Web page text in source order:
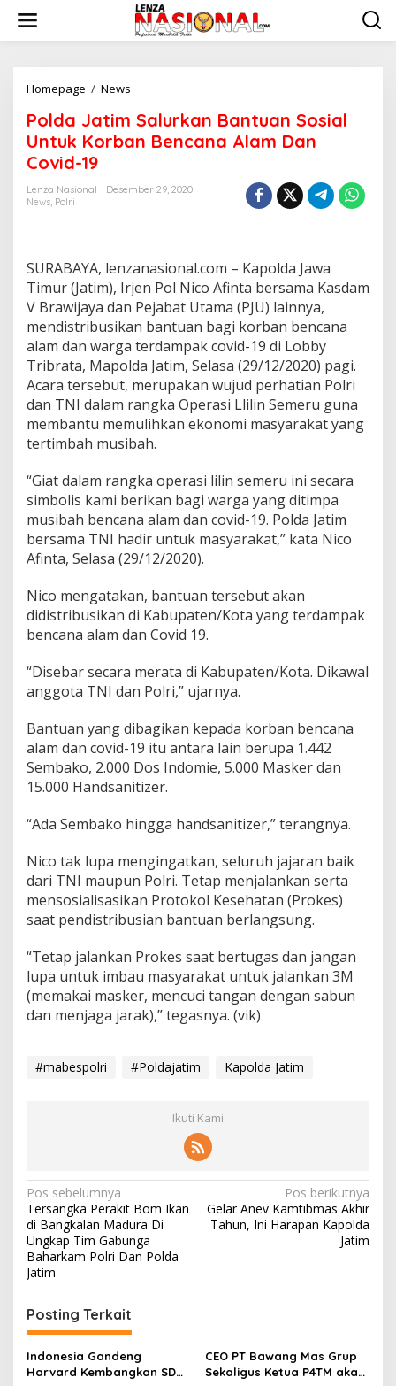
w
Homepage / News
d
a
a
a
l
u
k
a
n
B
a
n
t
u
S
o
s
i
a
l
n
t
u
o
r
a
n
B
e
n
a
A
l
a
m
a
n
C
o
v
-
1
Polda Jatim Salurkan Bantuan Sosial
Untuk Korban Bencana Alam Dan
Covid-19
Lenza Nasional
Desember 29, 2020
News, Polri
SURABAYA, lenzanasional.com – Kapolda Jawa
Timur (Jatim), Irjen Pol Nico Afinta bersama Kasdam
V Brawijaya dan Pejabat Utama (PJU) lainnya,
mendistribusikan bantuan bagi korban bencana
alam dan warga terdampak covid-19 di Lobby
Tribrata, Mapolda Jatim, Selasa (29/12/2020) pagi.
Acara tersebut, merupakan wujud perhatian Polri
dan TNI dalam rangka Operasi Llilin Semeru guna
membantu memulihkan ekonomi masyarakat yang
tertimbah musibah.
“Giat dalam rangka operasi lilin semeru ini secara
simbolis kami berikan bagi warga yang ditimpa
musibah bencana alam dan covid-19. Polda Jatim
bersama TNI hadir untuk masyarakat,” kata Nico
Afinta, Selasa (29/12/2020).
Nico mengatakan, bantuan tersebut akan
didistribusikan di Kabupaten/Kota yang terdampak
bencana alam dan Covid 19.
“Disebar secara merata di Kabupaten/Kota. Dikawal
anggota TNI dan Polri,” ujarnya.
Bantuan yang dibagikan kepada korban bencana
alam dan covid-19 itu antara lain berupa 1.442
Sembako, 2.000 Dos Indomie, 5.000 Masker dan
15.000 Handsanitizer.
“Ada Sembako hingga handsanitizer,” terangnya.
Nico tak lupa mengingatkan, seluruh jajaran baik
dari TNI maupun Polri. Tetap menjalankan serta
mensosialisasikan Protokol Kesehatan (Prokes)
saat pendistribusian bantuan berlangsung.
“Tetap jalankan Prokes saat bertugas dan jangan
lupa untuk imbau masyarakat untuk jalankan 3M
(memakai masker, mencuci tangan dengan sabun
dan menjaga jarak),” tegasnya. (vik)
#mabespolri #Poldajatim Kapolda Jatim
Ikuti Kami
N
a
v
i
a
s
i
Pos sebelumnya
Tersangka Perakit Bom Ikan
di Bangkalan Madura Di
Ungkap Tim Gabunga
Baharkam Polri Dan Polda
Jatim
Pos berikutnya
Gelar Anev Kamtibmas Akhir
Tahun, Ini Harapan Kapolda
Jatim
Posting Terkait
Indonesia Gandeng
Harvard Kembangkan SDM
CEO PT Bawang Mas Grup
Sekaligus Ketua P4TM akan